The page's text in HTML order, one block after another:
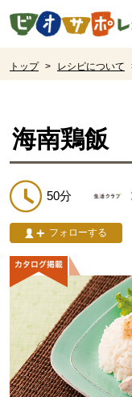
ページの先頭です。
トップ > レシピについて
海南鶏飯
50分
フォローする